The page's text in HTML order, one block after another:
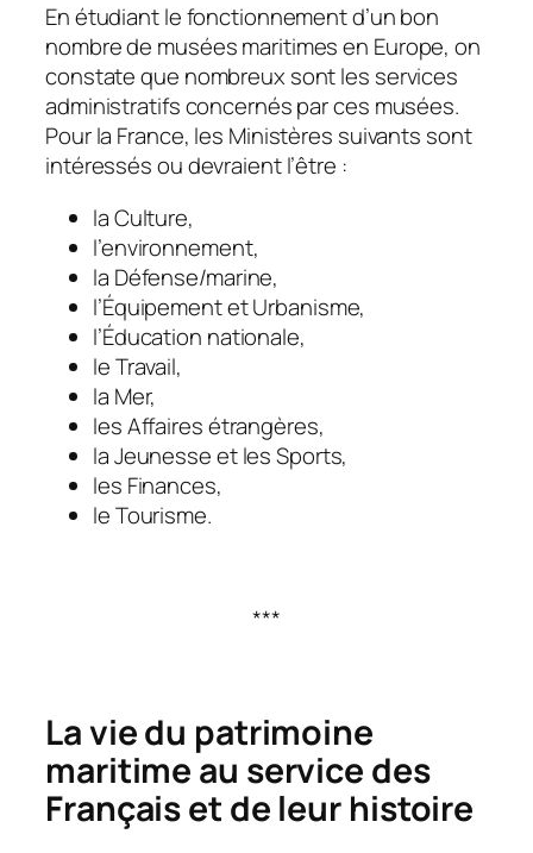
En étudiant le fonctionnement d’un bon
nombre de musées maritimes en Europe, on
constate que nombreux sont les services
administratifs concernés par ces musées.
Pour la France, les Ministères suivants sont
intéressés ou devraient l’être :
la Culture,
l’environnement,
la Défense/marine,
l’Équipement et Urbanisme,
l’Éducation nationale,
le Travail,
la Mer,
les Affaires étrangères,
la Jeunesse et les Sports,
les Finances,
le Tourisme.
***
La vie du patrimoine
maritime au service des
Français et de leur histoire